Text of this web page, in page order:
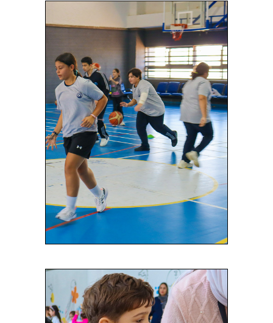
المرافق الرياضية
في مدارسنا إلى توفير بيئة محفزة
للطلاب لممارسة الرياضة وتطوير
مهاراتهم البدنية والاجتماعية. نحن
نؤمن بأن الرياضة تلعب دوراً حيوياً
في نمو الطلاب الشامل، وتساهم
في بناء شخصية متوازنة وسليمة.
Read More
مقصفنا المدرسي